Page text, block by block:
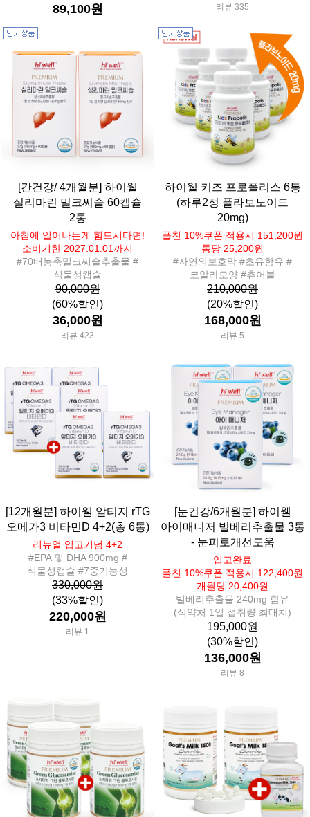
89,100원 리뷰 335
[간건강/ 4개월분] 하이웰
실리마린 밀크씨슬 60캡슐
2통
아침에 일어나는게 힘드시다면!
소비기한 2027.01.01까지
#70배농축밀크씨슬추출물 #
식물성캡슐
90,000원
(60%할인)
36,000원
리뷰 423
하이웰 키즈 프로폴리스 6통
(하루2정 플라보노이드
20mg)
플친 10%쿠폰 적용시 151,200원
통당 25,200원
#자연의보호막 #초유함유 #
코알라모양 #츄어블
210,000원
(20%할인)
168,000원
리뷰 5
[12개월분] 하이웰 알티지 rTG
오메가3 비타민D 4+2(총 6통)
리뉴얼 입고기념 4+2
#EPA 및 DHA 900mg #
식물성캡슐 #7중기능성
330,000원
(33%할인)
220,000원
리뷰 1
[눈건강/6개월분] 하이웰
아이매니저 빌베리추출물 3통
- 눈피로개선도움
입고완료
플친 10%쿠폰 적용시 122,400원
개월당 20,400원
빌베리추출물 240mg 함유
(식약처 1일 섭취량 최대치)
195,000원
(30%할인)
136,000원
리뷰 8